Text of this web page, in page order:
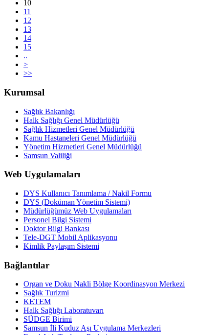
10
11
12
13
14
15
..
>
>>
Kurumsal
Sağlık Bakanlığı
Halk Sağlığı Genel Müdürlüğü
Sağlık Hizmetleri Genel Müdürlüğü
Kamu Hastaneleri Genel Müdürlüğü
Yönetim Hizmetleri Genel Müdürlüğü
Samsun Valiliği
Web Uygulamaları
DYS Kullanıcı Tanımlama / Nakil Formu
DYS (Doküman Yönetim Sistemi)
Müdürlüğümüz Web Uygulamaları
Personel Bilgi Sistemi
Doktor Bilgi Bankası
Tele-DGT Mobil Aplikasyonu
Kimlik Paylaşım Sistemi
Bağlantılar
Organ ve Doku Nakli Bölge Koordinasyon Merkezi
Sağlık Turizmi
KETEM
Halk Sağlığı Laboratuvarı
SÜDGE Birimi
Samsun İli Kuduz Aşı Uygulama Merkezleri